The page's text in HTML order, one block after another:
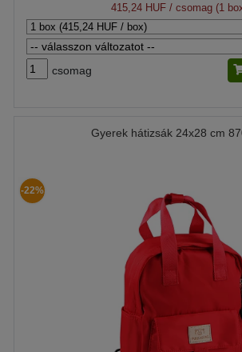
415,24 HUF/ csomag (1
csomag
Gyerek hátizsák 24x28 cm
-22%